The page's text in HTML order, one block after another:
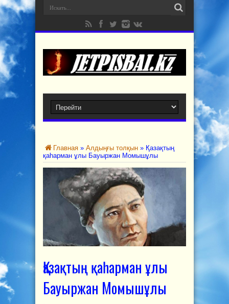
Главная » Алдыңғы толқын » Қазақтың
қаһарман ұлы Бауыржан Момышұлы
Қазақтың қаһарман ұлы
Бауыржан Момышұлы